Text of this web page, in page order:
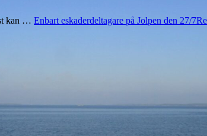
kan … Enbart eskaderdeltagare på Jolpen den 27/7